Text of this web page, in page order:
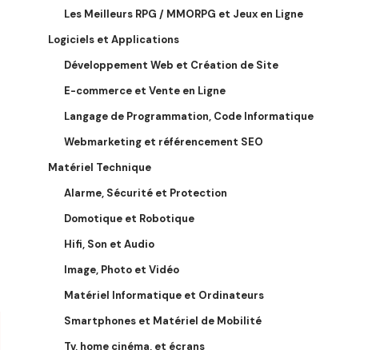
Les Meilleurs RPG / MMORPG et Jeux en Ligne
Logiciels et Applications
Développement Web et Création de Site
E-commerce et Vente en Ligne
Langage de Programmation, Code Informatique
Webmarketing et référencement SEO
Matériel Technique
Alarme, Sécurité et Protection
Domotique et Robotique
Hifi, Son et Audio
Image, Photo et Vidéo
Matériel Informatique et Ordinateurs
Smartphones et Matériel de Mobilité
Tv, home cinéma, et écrans